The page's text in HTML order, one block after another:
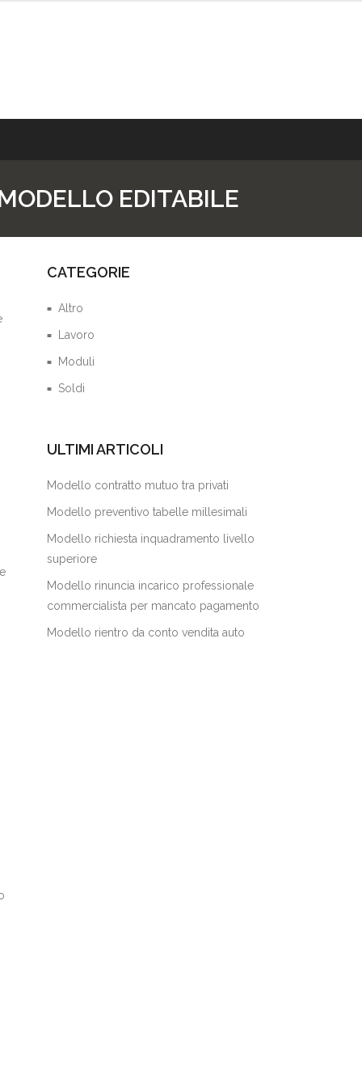
EDITABILE
CATEGORIE
Altro
Lavoro
Moduli
Soldi
ULTIMI ARTICOLI
Modello contratto mutuo tra privati
Modello preventivo tabelle millesimali
Modello richiesta inquadramento livello
superiore
Modello rinuncia incarico professionale
commercialista per mancato pagamento
Modello rientro da conto vendita auto​